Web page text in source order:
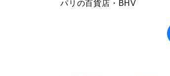
パリの百貨店・BHV